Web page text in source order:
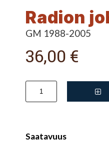
Radion
GM 1988-2005
36,00 €
Saatavuus